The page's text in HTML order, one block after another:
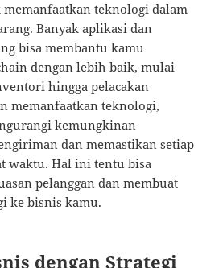
teknologi dalam
Banyak aplikasi dan
bisa membantu kamu
dengan lebih baik, mulai
hingga pelacakan
memanfaatkan teknologi,
kemungkinan
dan memastikan setiap
waktu. Hal ini tentu bisa
pelanggan dan membuat
ke bisnis kamu.
dengan Strategi